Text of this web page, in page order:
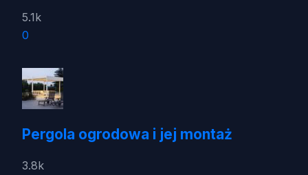
5.1k
0
Pergola ogrodowa i jej montaż
3.8k